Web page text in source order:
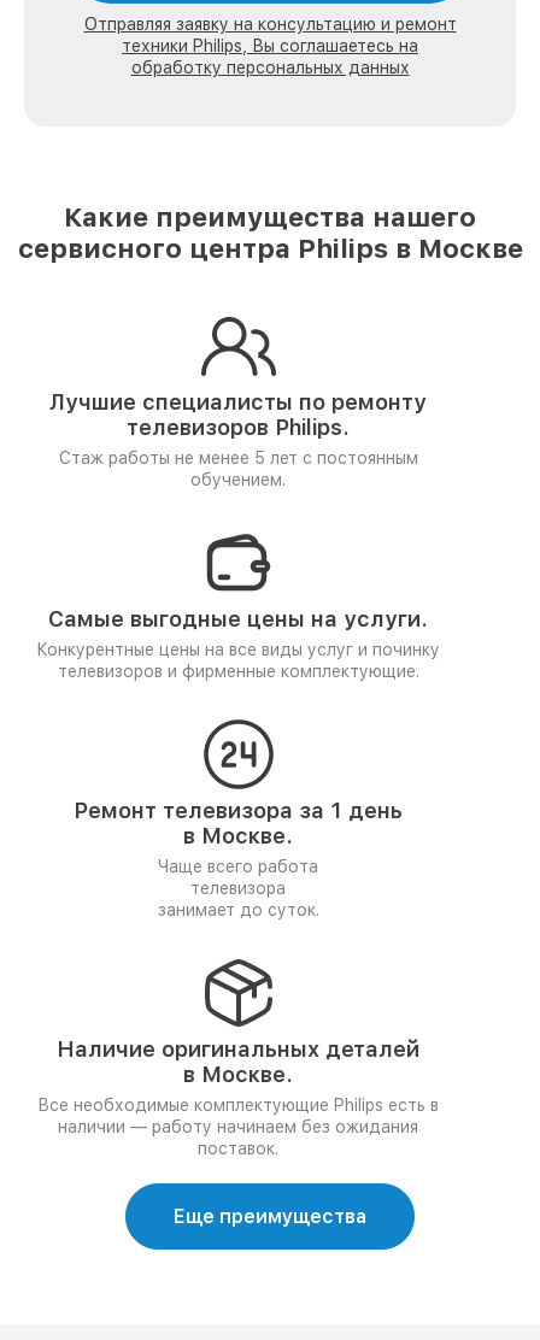
Отправляя заявку на консультацию и ремонт
техники Philips, Вы соглашаетесь на
обработку персональных данных
Какие преимущества нашего
сервисного центра Philips в Москве
Лучшие специалисты по ремонту
телевизоров Philips.
Стаж работы не менее 5 лет с постоянным
обучением.
Самые выгодные цены на услуги.
Конкурентные цены на все виды услуг и починку
телевизоров и фирменные комплектующие.
Ремонт телевизора за 1 день
в Москве.
Чаще всего работа
телевизора
занимает до суток.
Наличие оригинальных деталей
в Москве.
Все необходимые комплектующие Philips есть в
наличии — работу начинаем без ожидания
поставок.
Еще преимущества